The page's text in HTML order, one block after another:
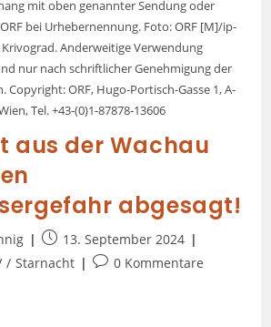
mit oben genannter Sendung oder
bei Urhebernennung. Foto: ORF [M]/ip-
Anderweitige Verwendung
nur nach schriftlicher Genehmigung der
Copyright: ORF, Hugo-Portisch-Gasse 1, A-
Tel. +43-(0)1-87878-13606
aus der Wachau
abgesagt!
13. September 2024
/ Starnacht 0 Kommentare